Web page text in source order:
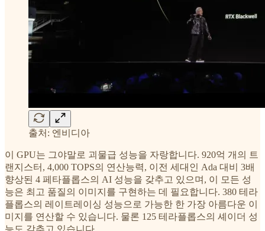
출처: 엔비디아
이 GPU는 그야말로 괴물급 성능을 자랑합니다. 920억 개의 트
랜지스터, 4,000 TOPS의 연산능력, 이전 세대인 Ada 대비 3배
향상된 4 페타플롭스의 AI 성능을 갖추고 있으며, 이 모든 성
능은 최고 품질의 이미지를 구현하는 데 필요합니다. 380 테라
플롭스의 레이트레이싱 성능으로 가능한 한 가장 아름다운 이
미지를 연산할 수 있습니다. 물론 125 테라플롭스의 셰이더 성
능도 갖추고 있습니다.